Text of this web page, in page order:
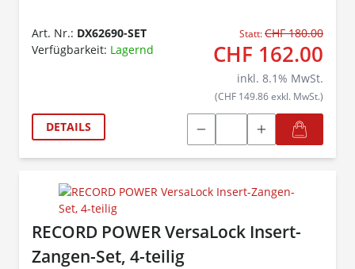
Art. Nr.: DX62690-SET
Verfügbarkeit: Lagernd
Statt:CHF 180.00
CHF 162.00
inkl. 8.1% MwSt.
(CHF 149.86 exkl. MwSt.)
DETAILS
RECORD POWER VersaLock Insert-
Zangen-Set, 4-teilig